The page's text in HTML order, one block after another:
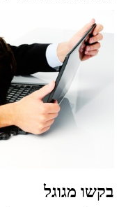
בקשו מגוגל